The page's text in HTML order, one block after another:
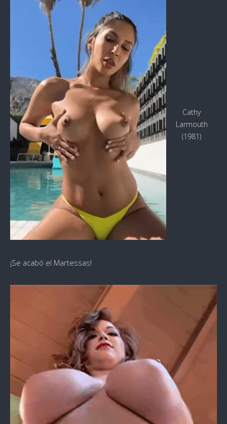
Cathy
Larmouth
(1981)
¡Se acabó el Martessas!